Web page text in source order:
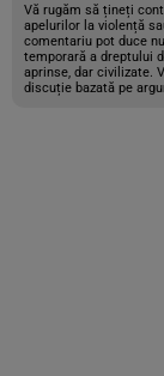
Vă rugăm să țineți
apelurilor la violență
comentariu pot duce
temporară a dreptului
aprinse, dar civilizate.
discuție bazată pe